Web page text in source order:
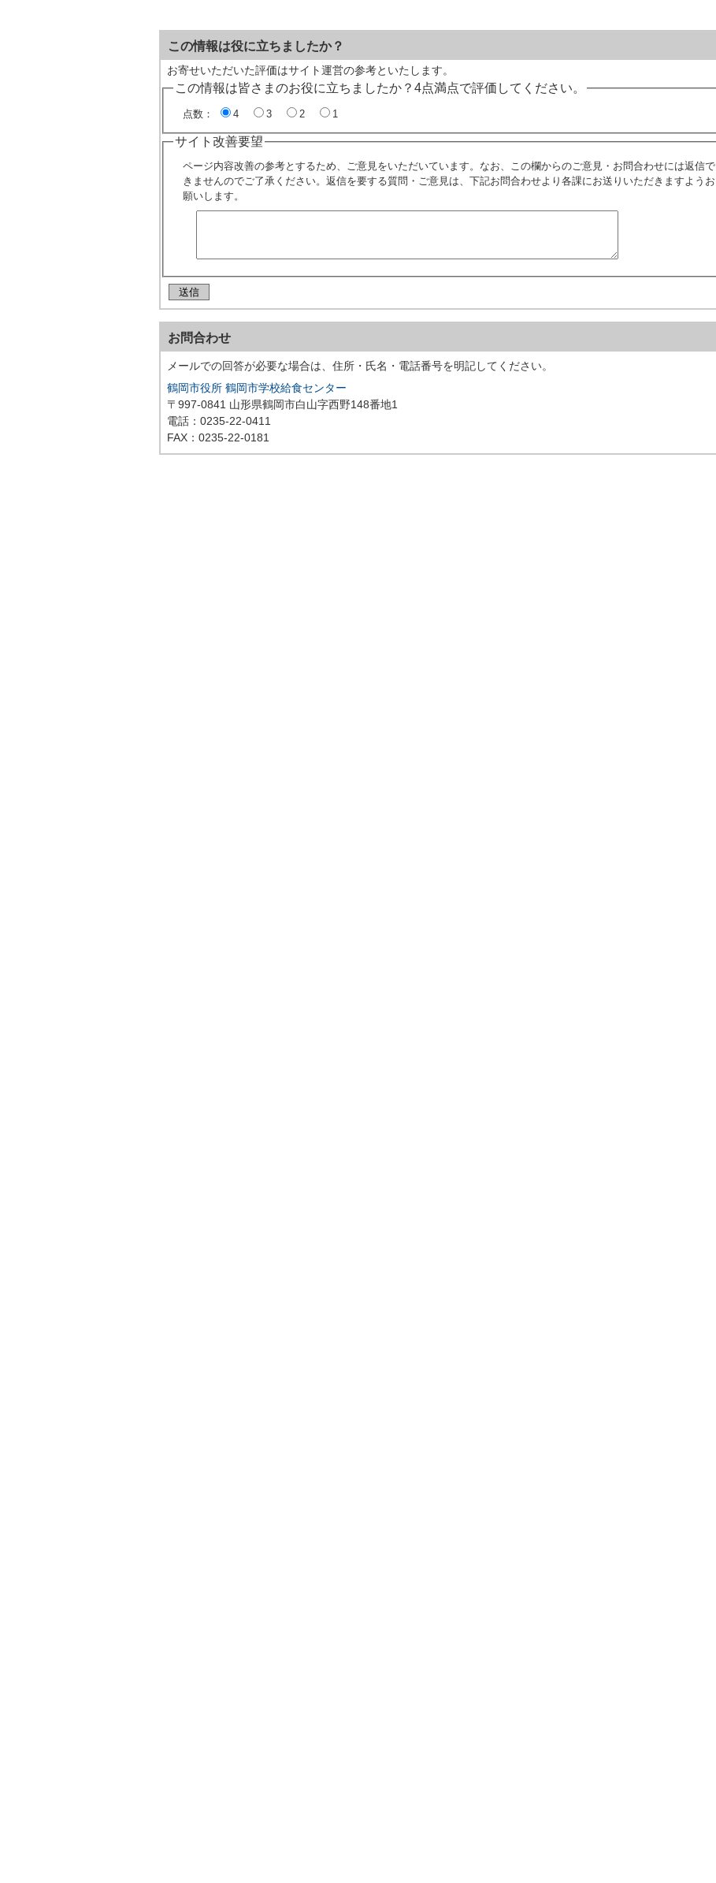
この情報は役に立ちましたか？
お寄せいただいた評価はサイト運営の参考といたします。
この情報は皆さまのお役に立ちましたか？4点満点で評価してください。
点数： 4 3 2 1
サイト改善要望
ページ内容改善の参考とするため、ご意見をいただいています。なお、この欄からのご意見・お問合わせには返信で
きませんのでご了承ください。返信を要する質問・ご意見は、下記お問合わせより各課にお送りいただきますようお
願いします。
お問合わせ
メールでの回答が必要な場合は、住所・氏名・電話番号を明記してください。
鶴岡市役所 鶴岡市学校給食センター
〒997-0841 山形県鶴岡市白山字西野148番地1
電話：0235-22-0411
FAX：0235-22-0181